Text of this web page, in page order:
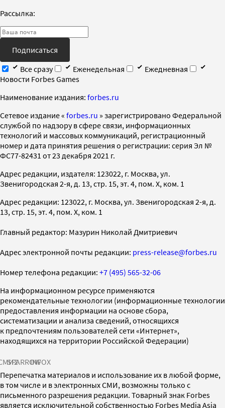
Рассылка:
Подписаться
Все сразу
Еженедельная
Ежедневная
Новости Forbes Games
Наименование издания: forbes.ru
Cетевое издание « forbes.ru » зарегистрировано Федеральной
службой по надзору в сфере связи, информационных
технологий и массовых коммуникаций, регистрационный
номер и дата принятия решения о регистрации: серия Эл №
ФС77-82431 от 23 декабря 2021 г.
Адрес редакции, издателя: 123022, г. Москва, ул.
Звенигородская 2-я, д. 13, стр. 15, эт. 4, пом. X, ком. 1
Адрес редакции: 123022, г. Москва, ул. Звенигородская 2-я, д.
13, стр. 15, эт. 4, пом. X, ком. 1
Главный редактор: Мазурин Николай Дмитриевич
Адрес электронной почты редакции: press-release@forbes.ru
Номер телефона редакции: +7 (495) 565-32-06
На информационном ресурсе применяются
рекомендательные технологии (информационные технологии
предоставления информации на основе сбора,
систематизации и анализа сведений, относящихся
к предпочтениям пользователей сети «Интернет»,
находящихся на территории Российской Федерации)
SPARROWINFOX
Перепечатка материалов и использование их в любой форме,
в том числе и в электронных СМИ, возможны только с
письменного разрешения редакции. Товарный знак Forbes
является исключительной собственностью Forbes Media Asia